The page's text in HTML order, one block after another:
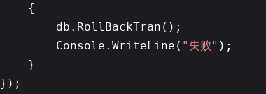
{
db.RollBackTran();
Console.WriteLine( "失败" );
}
});